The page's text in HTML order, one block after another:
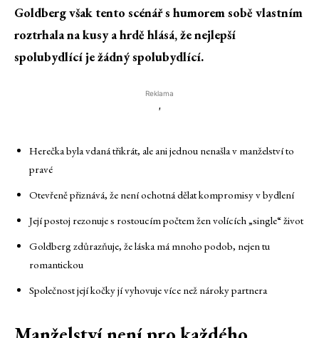
Goldberg však tento scénář s humorem sobě vlastním
roztrhala na kusy a hrdě hlásá, že nejlepší
spolubydlící je žádný spolubydlící.
Reklama
'
Herečka byla vdaná třikrát, ale ani jednou nenašla v manželství to
pravé
Otevřeně přiznává, že není ochotná dělat kompromisy v bydlení
Její postoj rezonuje s rostoucím počtem žen volících „single“ život
Goldberg zdůrazňuje, že láska má mnoho podob, nejen tu
romantickou
Společnost její kočky jí vyhovuje více než nároky partnera